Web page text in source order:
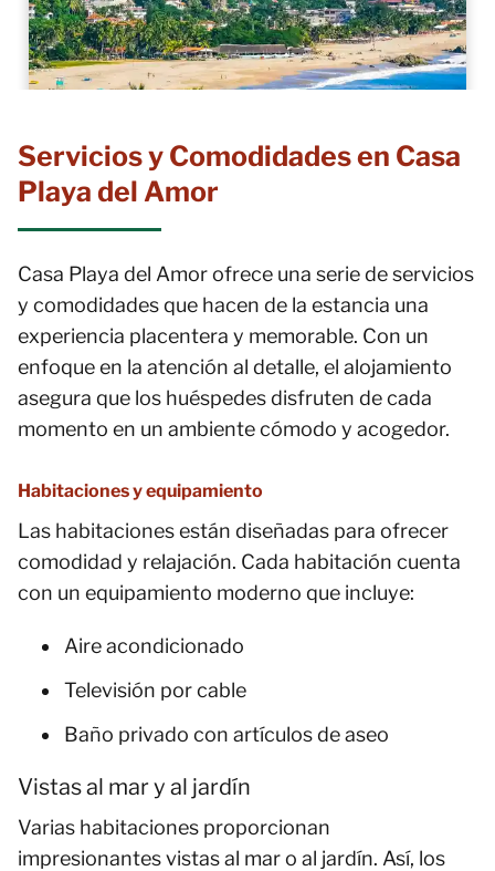
Servicios y Comodidades en Casa
Playa del Amor
Casa Playa del Amor ofrece una serie de servicios
y comodidades que hacen de la estancia una
experiencia placentera y memorable. Con un
enfoque en la atención al detalle, el alojamiento
asegura que los huéspedes disfruten de cada
momento en un ambiente cómodo y acogedor.
Habitaciones y equipamiento
Las habitaciones están diseñadas para ofrecer
comodidad y relajación. Cada habitación cuenta
con un equipamiento moderno que incluye:
Aire acondicionado
Televisión por cable
Baño privado con artículos de aseo
Vistas al mar y al jardín
Varias habitaciones proporcionan
impresionantes vistas al mar o al jardín. Así, los